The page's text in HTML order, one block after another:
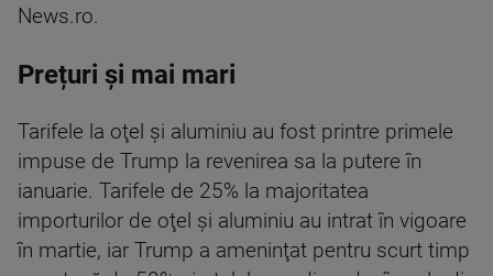
News.ro.
Prețuri și mai mari
Tarifele la oţel şi aluminiu au fost printre primele
impuse de Trump la revenirea sa la putere în
ianuarie. Tarifele de 25% la majoritatea
importurilor de oţel şi aluminiu au intrat în vigoare
în martie, iar Trump a ameninţat pentru scurt timp